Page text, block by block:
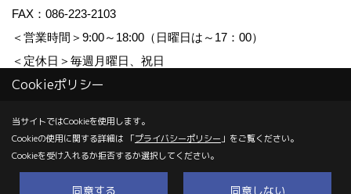
FAX：086-223-2103
＜営業時間＞9:00～18:00（日曜日は～17：00）
＜定休日＞毎週月曜日、祝日
Copyright (c) COM HOUSHING Inc. All Rights Reserved.
Produced byゴデスクリエイト
Cookieポリシー
当サイトではCookieを使用します。
Cookieの使用に関する詳細は 「プライバシーポリシー 」をご覧ください。
Cookieを受け入れるか拒否するか選択してください。
同意する 同意しない